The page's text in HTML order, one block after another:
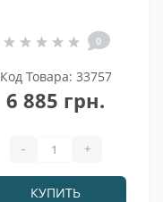
0
Код Товара: 33757
6 885 грн.
- +
КУПИТЬ